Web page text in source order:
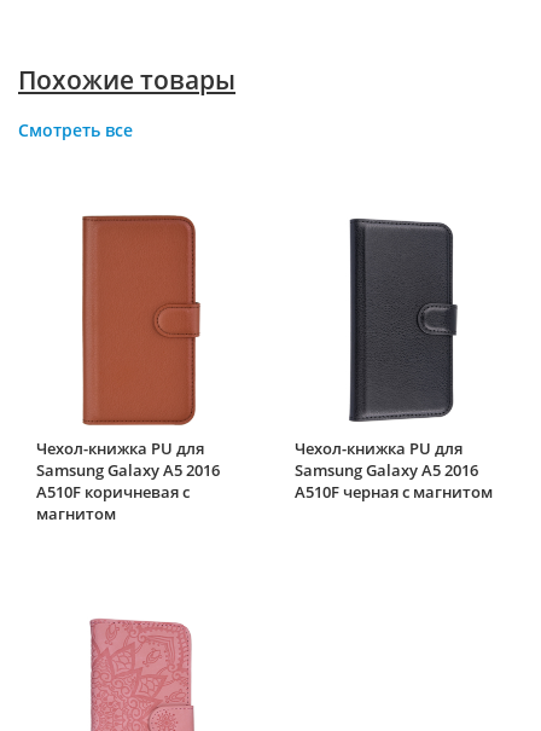
Похожие товары
Смотреть все
Чехол-книжка PU для
Samsung Galaxy A5 2016
A510F коричневая с
магнитом
Чехол-книжка PU для
Samsung Galaxy A5 2016
A510F черная с магнитом